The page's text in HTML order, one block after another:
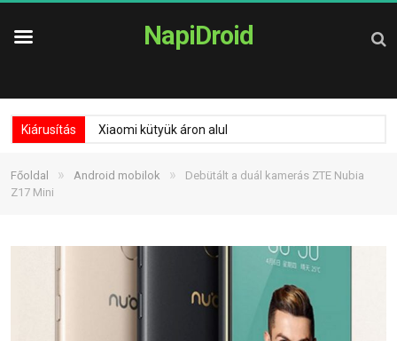
NapiDroid
Kiárusítás Xiaomi kütyük áron alul
Főoldal » Android mobilok »
Debütált a duál kamerás ZTE Nubia
Z17 Mini